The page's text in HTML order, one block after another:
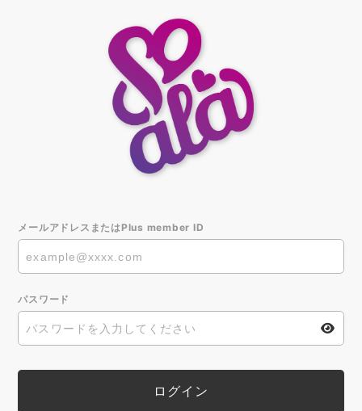
メールアドレスまたはPlus member ID
パスワード